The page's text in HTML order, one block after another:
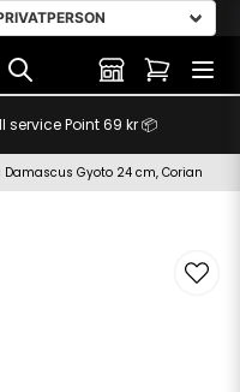
Point 69 kr 📦
Gyoto 24 cm, Corian